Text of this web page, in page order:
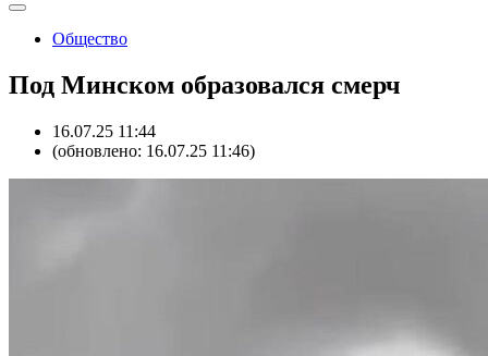
Общество
Под Минском образовался смерч
16.07.25 11:44
(обновлено: 16.07.25 11:46)